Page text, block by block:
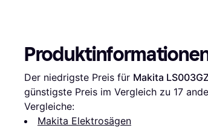
Der niedrigste Preis für Makita
günstigste Preis im Vergleich zu 17
Vergleiche:
Makita Elektrosägen